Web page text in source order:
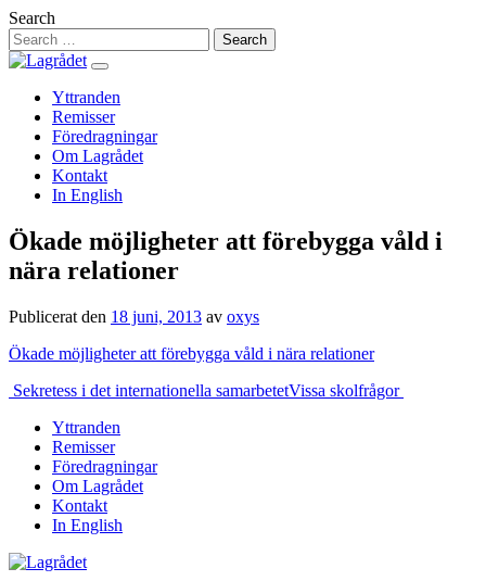
Hoppa
till
innehåll
Search
Yttranden
Remisser
Föredragningar
Om Lagrådet
Kontakt
In English
Ökade möjligheter att förebygga våld i
nära relationer
Publicerat den 18 juni, 2013 av oxys
Ökade möjligheter att förebygga våld i nära relationer
Inläggsnavigering
Sekretess i det internationella samarbetetVissa skolfrågor
Yttranden
Remisser
Föredragningar
Om Lagrådet
Kontakt
In English